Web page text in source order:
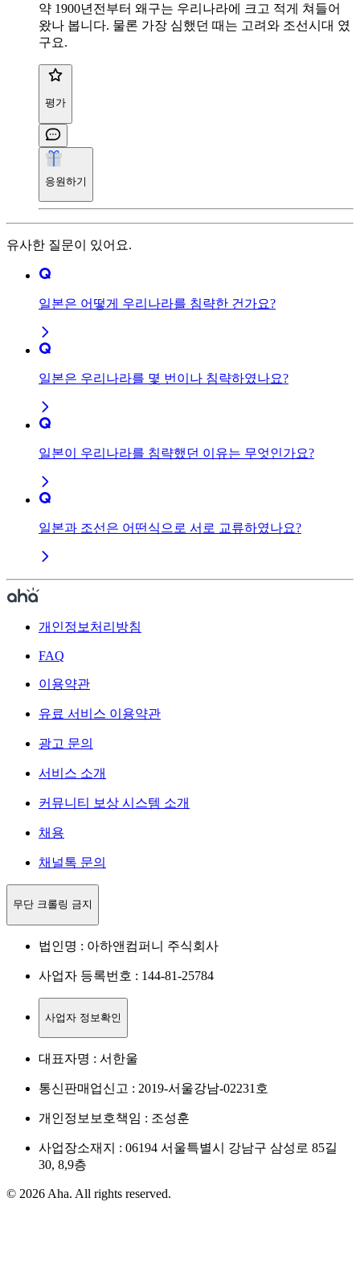
약 1900년전부터 왜구는 우리나라에 크고 적게 쳐들어
왔나 봅니다. 물론 가장 심했던 때는 고려와 조선시대 였
구요.
평가
응원하기
유사한 질문이 있어요.
일본은 어떻게 우리나라를 침략한 건가요?
일본은 우리나라를 몇 번이나 침략하였나요?
일본이 우리나라를 침략했던 이유는 무엇인가요?
일본과 조선은 어떤식으로 서로 교류하였나요?
개인정보처리방침
FAQ
이용약관
유료 서비스 이용약관
광고 문의
서비스 소개
커뮤니티 보상 시스템 소개
채용
채널톡 문의
무단 크롤링 금지
법인명 : 아하앤컴퍼니 주식회사
사업자 등록번호 : 144-81-25784
사업자 정보확인
대표자명 : 서한울
통신판매업신고 : 2019-서울강남-02231호
개인정보보호책임 : 조성훈
사업장소재지 : 06194 서울특별시 강남구 삼성로 85길
30, 8,9층
© 2026 Aha. All rights reserved.